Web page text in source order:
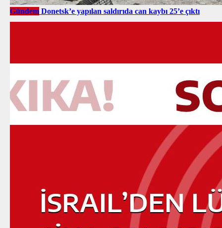
Gündem Donetsk’e yapılan saldırıda can kaybı 25’e çıktı